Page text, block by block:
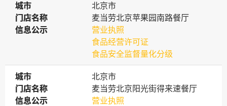
城市
城市
北京市
门店名称
门店名称
麦当劳北京苹果园南路餐厅
信息公示
信息公示
营业执照
食品经营许可证
食品安全监督量化分级
城市
城市
北京市
门店名称
门店名称
麦当劳北京阳光街得来速餐厅
信息公示
信息公示
营业执照